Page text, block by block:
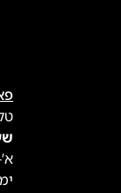
א’-ה’
ימי